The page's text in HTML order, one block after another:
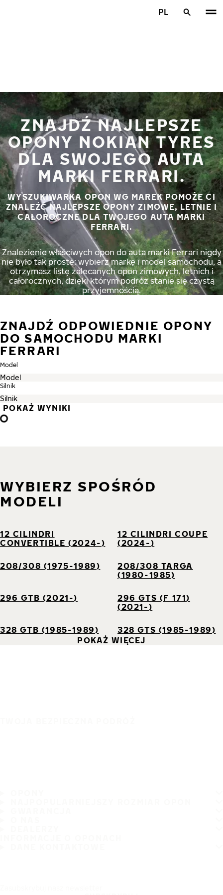
PL
ZNAJDŹ NAJLEPSZE
OPONY NOKIAN TYRES
DLA SWOJEGO AUTA
MARKI FERRARI.
WYSZUKIWARKA OPON WG MAREK POMOŻE CI
ZNALEŹĆ NAJLEPSZE OPONY ZIMOWE, LETNIE I
CAŁOROCZNE DLA TWOJEGO AUTA MARKI
FERRARI.
Znalezienie właściwych opon do auta marki Ferrari nigdy
nie było tak proste: wybierz markę i model samochodu, a
otrzymasz listę zalecanych opon zimowych, letnich i
całorocznych, dzięki którym podróż stanie się czystą
przyjemnością.
ZNAJDŹ ODPOWIEDNIE OPONY
DO SAMOCHODU MARKI
FERRARI
Model
Silnik
POKAŻ WYNIKI
WYBIERZ SPOŚRÓD
MODELI
12 CILINDRI
CONVERTIBLE (2024-)
12 CILINDRI COUPE
(2024-)
208/308 (1975-1989)
208/308 TARGA
(1980-1985)
296 GTB (2021-)
296 GTS (F 171)
(2021-)
328 GTB (1985-1989)
328 GTS (1985-1989)
POKAŻ WIĘCEJ